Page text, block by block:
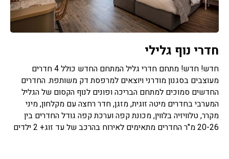
חדרי נוף גלילי
חדש! חדש! מתחם חדרי גליל המתחם החדש כולל 4 חדרים
מעוצבים בסגנון מודרני ויוצאים למרפסת דק משותפת. החדרים
החדשים סמוכים למתחם הבריכה ופונים לנוף הקסום של הגליל
המערבי בחדרים מיטה זוגית, מזגן, חדר רחצה עם מקלחון, מיני
מקרר, טלוויזיה בלווין, מכונת קפה וערכת קפה גודל החדרים בין
20-26 מ"ר החדרים מתאימים לאירוח בהרכב של עד זוג+ 2 ילדים